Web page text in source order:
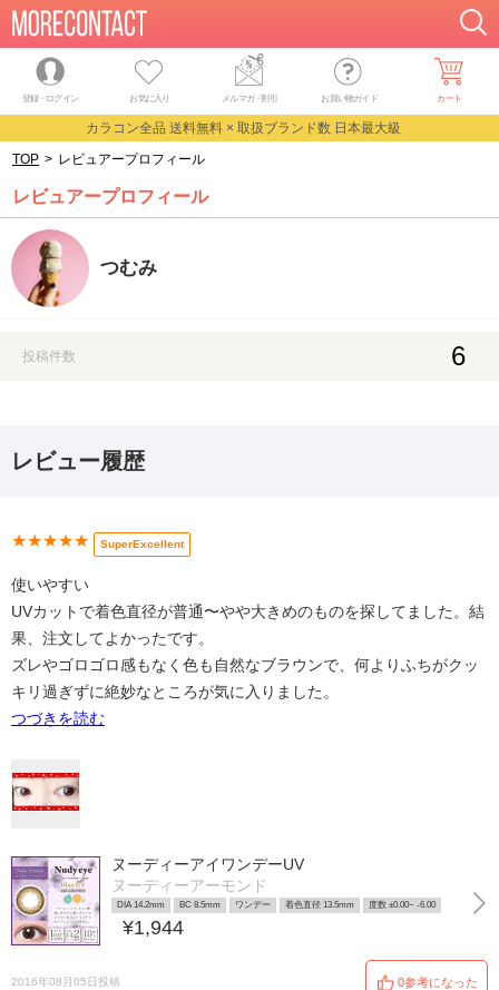
登録・ログイン お気に入り メルマガ・割引 お買い物ガイド カート
カラコン全品 送料無料 × 取扱ブランド数 日本最大級
TOP > レビュアープロフィール
レビュアープロフィール
つむみ
投稿件数 6
レビュー履歴
★★★★★ SuperExcellent
使いやすい
UVカットで着色直径が普通〜やや大きめのものを探してました。結
果、注文してよかったです。
ズレやゴロゴロ感もなく色も自然なブラウンで、何よりふちがクッ
キリ過ぎずに絶妙なところが気に入りました。
つづきを読む
ヌーディーアイワンデーUV
ヌーディーアーモンド
DIA 14.2mm BC 8.5mm ワンデー 着色直径 13.5mm 度数 ±0.00~ -6.00
¥1,944
2016年08月05日投稿 0参考になった